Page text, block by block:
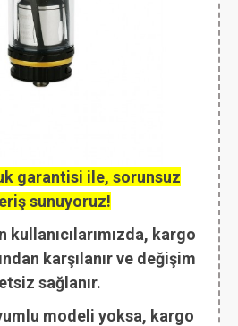
garantisi ile, sorunsuz
sunuyoruz!
kullanıcılarımızda, kargo
karşılanır ve değişim
sağlanır.
modeli yoksa, kargo